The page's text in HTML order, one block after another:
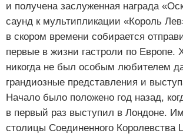
и получена заслуженная награда
саунд к мультипликации «Король
в скором времени собирается
первые в жизни гастроли по
никогда не был особым любителем
грандиозные представления и
Начало было положено год назад,
в первый раз выступил в Лондоне.
столицы Соединенного Королевства